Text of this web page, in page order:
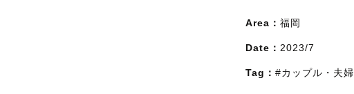
Area： 福岡
Date： 2023/7
Tag： #カップル・夫婦